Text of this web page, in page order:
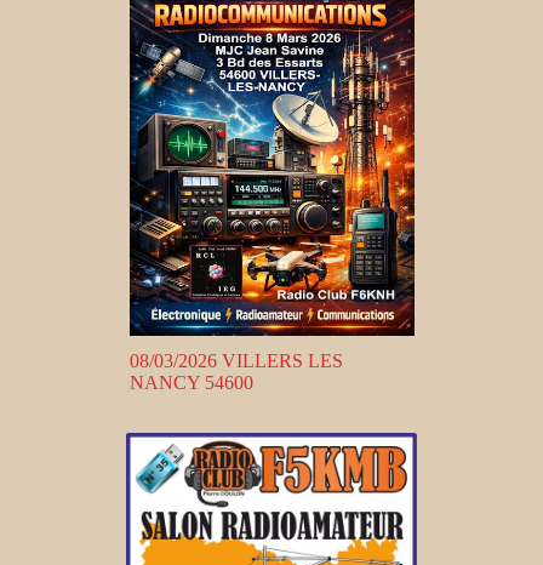
08/03/2026 VILLERS LES
NANCY 54600